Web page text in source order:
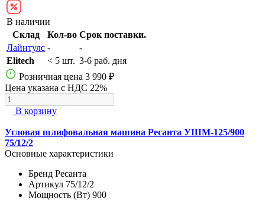
В наличии
Склад
Кол-во Срок поставки.
Лайнтулс -
-
Elitech
< 5 шт. 3-6 раб. дня
Розничная цена 3 990 ₽
Цена указана с НДС 22%
В корзину
Угловая шлифовальная машина Ресанта УШМ-125/900
75/12/2
Основные характеристики
Бренд Ресанта
Артикул 75/12/2
Мощность (Вт) 900